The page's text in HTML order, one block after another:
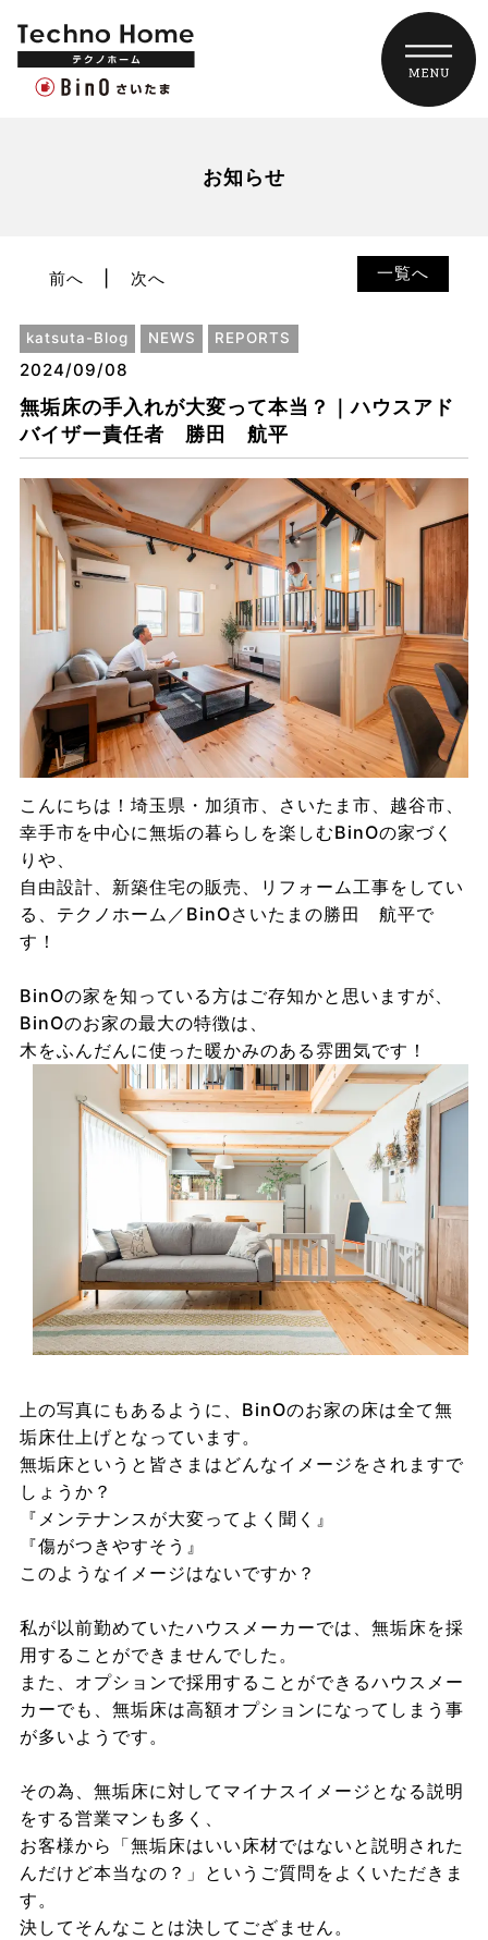
お知らせ
一覧へ
前へ 次へ
katsuta-Blog NEWS REPORTS
2024/09/08
無垢床の手入れが大変って本当？｜ハウスアド
バイザー責任者 勝田 航平
こんにちは！埼玉県・加須市、さいたま市、越谷市、
幸手市を中心に無垢の暮らしを楽しむBinOの家づく
りや、
自由設計、新築住宅の販売、リフォーム工事をしてい
る、テクノホーム／BinOさいたまの勝田 航平で
す！
BinOの家を知っている方はご存知かと思いますが、
BinOのお家の最大の特徴は、
木をふんだんに使った暖かみのある雰囲気です！
上の写真にもあるように、BinOのお家の床は全て無
垢床仕上げとなっています。
無垢床というと皆さまはどんなイメージをされますで
しょうか？
『メンテナンスが大変ってよく聞く』
『傷がつきやすそう』
このようなイメージはないですか？
私が以前勤めていたハウスメーカーでは、無垢床を採
用することができませんでした。
また、オプションで採用することができるハウスメー
カーでも、無垢床は高額オプションになってしまう事
が多いようです。
その為、無垢床に対してマイナスイメージとなる説明
をする営業マンも多く、
お客様から「無垢床はいい床材ではないと説明された
んだけど本当なの？」というご質問をよくいただきま
す。
決してそんなことは決してござません。